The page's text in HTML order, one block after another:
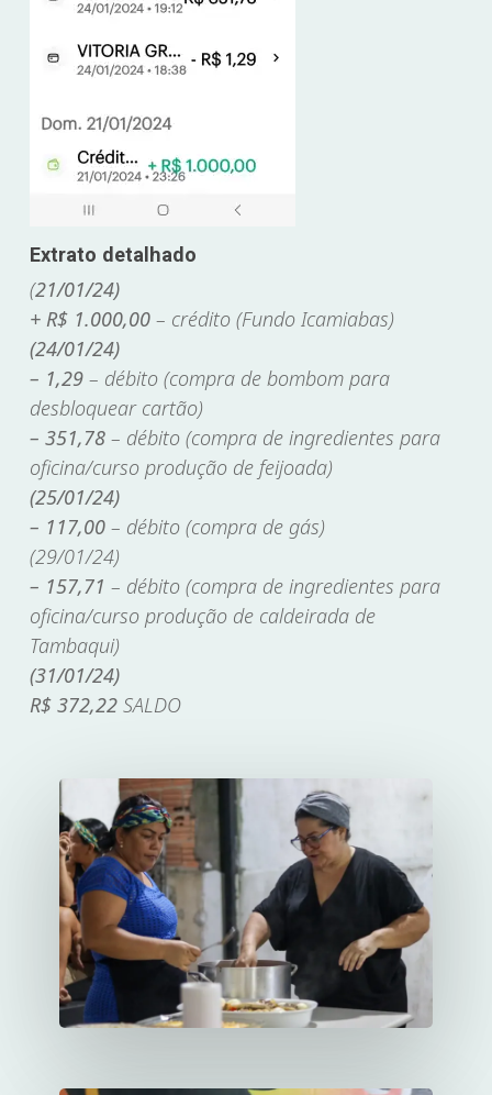
Extrato detalhado
(21/01/24)
+ R$ 1.000,00 – crédito (Fundo Icamiabas)
(24/01/24)
– 1,29 – débito (compra de bombom para
desbloquear cartão)
– 351,78 – débito (compra de ingredientes para
oficina/curso produção de feijoada)
(25/01/24)
– 117,00 – débito (compra de gás)
(29/01/24)
– 157,71 – débito (compra de ingredientes para
oficina/curso produção de caldeirada de
Tambaqui)
(31/01/24)
R$ 372,22 SALDO